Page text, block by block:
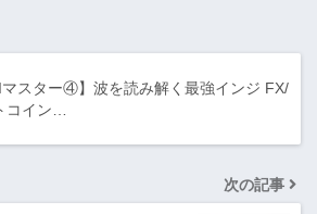
マスター④】波を読み解く最強インジ FX/
コイン…
次の記事